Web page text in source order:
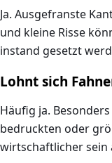
Ja. Ausgefranste
und kleine Risse
instand gesetzt
Lohnt sich
Häufig ja.
bedruckten oder
wirtschaftlicher sein